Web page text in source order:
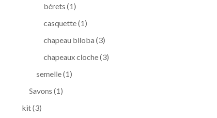
bérets 1 1
produit
casquette 1 1
produit
chapeau biloba 33
produits
chapeaux cloche 33
semelle 1 1
Savons 1 1
kit 33